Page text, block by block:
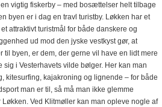
en vigtig fiskerby – med bosættelser helt tilbage
byen er i dag en travl turistby. Løkken har et
attraktivt turistmål for både danskere og
ud mod den jyske vestkyst gør, at
til byen, er dem, der gerne vil have en lidt mere
sig i Vesterhavets vilde bølger. Her kan man
kitesurfing, kajakroning og lignende – for både
man er til, så må man ikke glemme
Ved Klitmøller kan man opleve nogle af